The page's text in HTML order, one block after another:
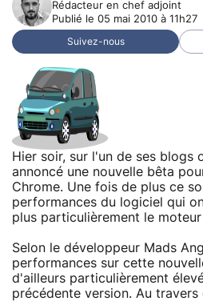
Rédacteur en chef adjoint
Publié le 05 mai 2010 à 11h27
Suivez-nous
Hier soir, sur l'un de ses blogs
annoncé une nouvelle bêta
Chrome. Une fois de plus ce
performances du logiciel qui
plus particulièrement le
Selon le développeur Mads
performances sur cette
d'ailleurs particulièrement
précédente version. Au